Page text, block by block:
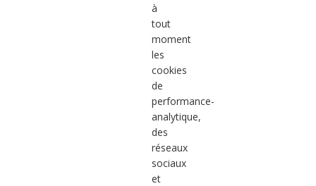
à
tout
moment
les
cookies
de
performance-
analytique,
des
réseaux
sociaux
et